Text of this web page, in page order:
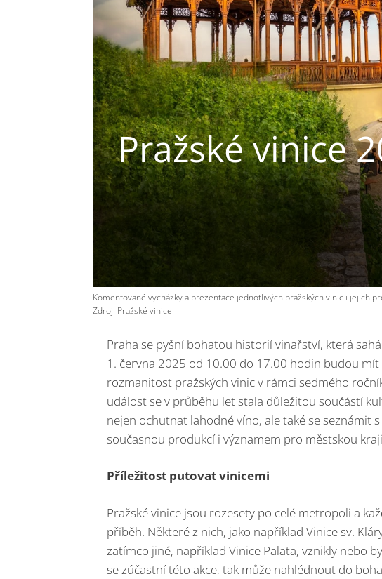
Pražské vinice
Komentované vycházky a prezentace jednotlivých pražských vinic i jejich
Zdroj: Pražské vinice
Praha se pyšní bohatou historií vinařství, která
1. června 2025 od 10.00 do 17.00 hodin budou
rozmanitost pražských vinic v rámci sedmého
událost se v průběhu let stala důležitou součástí
nejen ochutnat lahodné víno, ale také se seznámit
současnou produkcí i významem pro městskou
Příležitost putovat vinicemi
Pražské vinice jsou rozesety po celé metropoli a
příběh. Některé z nich, jako například Vinice sv.
zatímco jiné, například Vinice Palata, vznikly nebo
se zúčastní této akce, tak může nahlédnout do